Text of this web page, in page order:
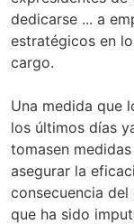
dedicarse ... a
estratégicos en
cargo.
Una medida que
los últimos días
tomasen
asegurar la
consecuencia
que ha sido